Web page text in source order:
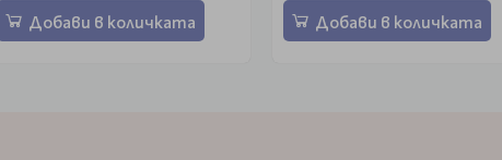
Добави в количката Добави в количката